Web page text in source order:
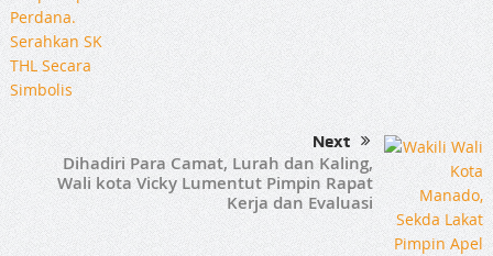
Next
Dihadiri Para Camat, Lurah dan Kaling,
Wali kota Vicky Lumentut Pimpin Rapat
Kerja dan Evaluasi